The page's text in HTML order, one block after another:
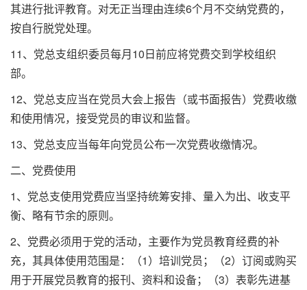
其进行批评教育。对无正当理由连续6个月不交纳党费的，
按自行脱党处理。
11、党总支组织委员每月10日前应将党费交到学校组织
部。
12、党总支应当在党员大会上报告（或书面报告）党费收缴
和使用情况，接受党员的审议和监督。
13、党总支应当每年向党员公布一次党费收缴情况。
二、党费使用
1、党总支使用党费应当坚持统筹安排、量入为出、收支平
衡、略有节余的原则。
2、党费必须用于党的活动，主要作为党员教育经费的补
充，其具体使用范围是：（1）培训党员；（2）订阅或购买
用于开展党员教育的报刊、资料和设备；（3）表彰先进基